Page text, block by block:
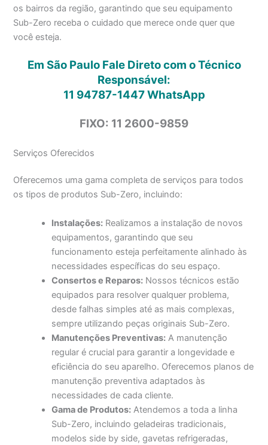
os bairros da região, garantindo que seu equipamento
Sub-Zero receba o cuidado que merece onde quer que
você esteja.
Em São Paulo Fale Direto com o Técnico
Responsável:
11 94787-1447WhatsApp
FIXO: 11 2600-9859
Serviços Oferecidos
Oferecemos uma gama completa de serviços para todos
os tipos de produtos Sub-Zero, incluindo:
Instalações: Realizamos a instalação de novos
equipamentos, garantindo que seu
funcionamento esteja perfeitamente alinhado às
necessidades específicas do seu espaço.
Consertos e Reparos: Nossos técnicos estão
equipados para resolver qualquer problema,
desde falhas simples até as mais complexas,
sempre utilizando peças originais Sub-Zero.
Manutenções Preventivas: A manutenção
regular é crucial para garantir a longevidade e
eficiência do seu aparelho. Oferecemos planos de
manutenção preventiva adaptados às
necessidades de cada cliente.
Gama de Produtos: Atendemos a toda a linha
Sub-Zero, incluindo geladeiras tradicionais,
modelos side by side, gavetas refrigeradas,